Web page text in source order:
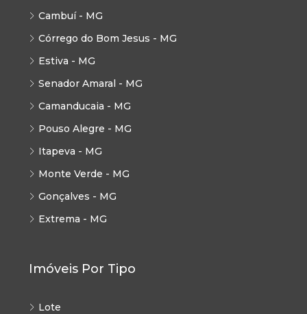
Cambuí - MG
Córrego do Bom Jesus - MG
Estiva - MG
Senador Amaral - MG
Camanducaia - MG
Pouso Alegre - MG
Itapeva - MG
Monte Verde - MG
Gonçalves - MG
Extrema - MG
Imóveis Por Tipo
Lote